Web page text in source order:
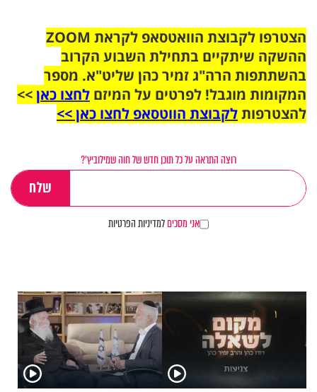
הצטרפו לקבוצת הוואטסאפ לקראת ZOOM
ההשקה שיתקיים בתחילת השבוע הקרוב
בהשתתפות הרה"ג זמיר כהן שליט"א. מספר
המקומות מוגבל! לפרטים על המיזם לחצו כאן>>
להצטרפותלקבוצת הווטסאפ לחצו כאן >>
רוצה התראה על כל תוכן חדש של חוה שמילוביץ’?
אני מסכיםלמדיניות הפרטיות